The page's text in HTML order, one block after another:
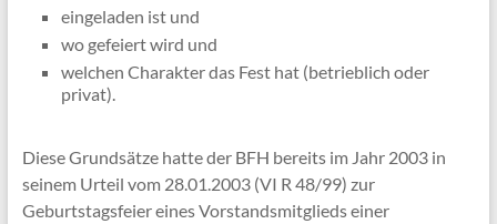
eingeladen ist und
wo gefeiert wird und
welchen Charakter das Fest hat (betrieblich oder
privat).
Diese Grundsätze hatte der BFH bereits im Jahr 2003 in
seinem Urteil vom 28.01.2003 (VI R 48/99) zur
Geburtstagsfeier eines Vorstandsmitglieds einer